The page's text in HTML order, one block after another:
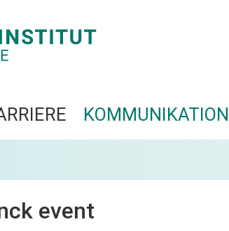
KOMMUNIKATION
event